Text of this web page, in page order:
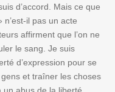
d’accord. Mais ce que
n’est-il pas un acte
affirment que l’on ne
le sang. Je suis
d’expression pour se
et traîner les choses